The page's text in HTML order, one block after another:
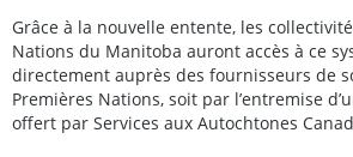
Grâce à la nouvelle entente, les
Nations du Manitoba auront accès à ce
directement auprès des fournisseurs de
Premières Nations, soit par l’entremise
offert par Services aux Autochtones